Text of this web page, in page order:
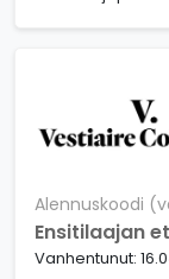
Alennuskoodi
Ensitilaajan
Vanhentunut: